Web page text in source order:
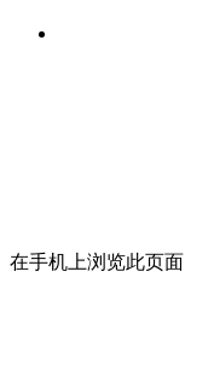
在手机上浏览此页面